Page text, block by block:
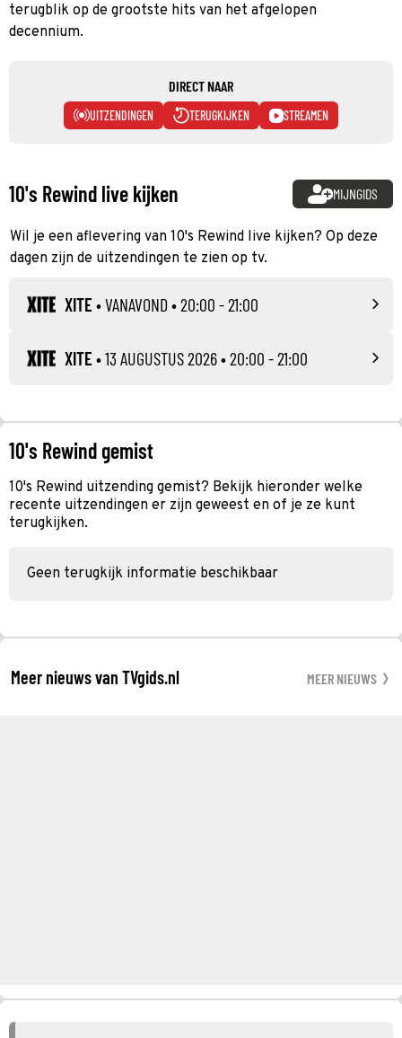
terugblik op de grootste hits van het afgelopen
decennium.
DIRECT NAAR
UITZENDINGEN TERUGKIJKEN STREAMEN
10's Rewind live kijken MIJNGIDS
Wil je een aflevering van 10's Rewind live kijken? Op deze
dagen zijn de uitzendingen te zien op tv.
XITE •VANAVOND • 20:00 - 21:00
XITE •13 AUGUSTUS 2026• 20:00 - 21:00
10's Rewind gemist
10's Rewind uitzending gemist? Bekijk hieronder welke
recente uitzendingen er zijn geweest en of je ze kunt
terugkijken.
Geen terugkijk informatie beschikbaar
Meer nieuws van TVgids.nl MEER NIEUWS